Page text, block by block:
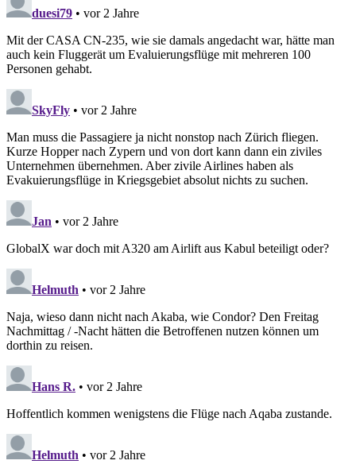
duesi79 • vor 2 Jahre
Mit der CASA CN-235, wie sie damals angedacht war, hätte man
auch kein Fluggerät um Evaluierungsflüge mit mehreren 100
Personen gehabt.
SkyFly • vor 2 Jahre
Man muss die Passagiere ja nicht nonstop nach Zürich fliegen.
Kurze Hopper nach Zypern und von dort kann dann ein ziviles
Unternehmen übernehmen. Aber zivile Airlines haben als
Evakuierungsflüge in Kriegsgebiet absolut nichts zu suchen.
Jan • vor 2 Jahre
GlobalX war doch mit A320 am Airlift aus Kabul beteiligt oder?
Helmuth • vor 2 Jahre
Naja, wieso dann nicht nach Akaba, wie Condor? Den Freitag
Nachmittag / -Nacht hätten die Betroffenen nutzen können um
dorthin zu reisen.
Hans R. • vor 2 Jahre
Hoffentlich kommen wenigstens die Flüge nach Aqaba zustande.
Helmuth • vor 2 Jahre